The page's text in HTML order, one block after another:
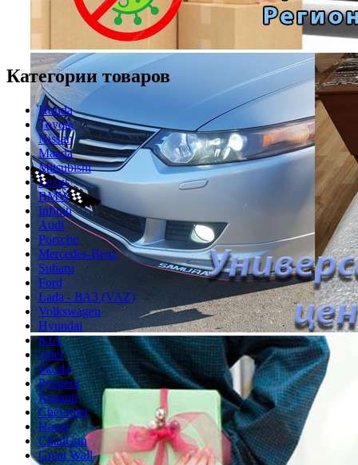
Категории товаров
Honda
Toyota
Nissan
Mazda
Mitsubishi
Lexus
BMW
Infiniti
Audi
Porsche
Mercedes-Benz
Subaru
Ford
Lada - ВАЗ (VAZ)
Volkswagen
Hyundai
KIA
Opel
Skoda
Peugeot
Renault
Chevrolet
Haval
ChanGan
Great Wall